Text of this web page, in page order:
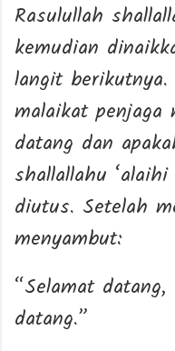
Rasulullah
kemudian
langit
malaikat penjaga
datang dan
shallallahu
diutus. Setelah
menyambut:
“Selamat
datang.”